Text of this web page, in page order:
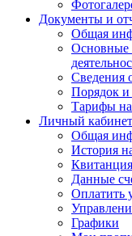
Документы и
Общая
Основные
Сведения
Порядок и
Тарифы
Личный кабинет
Общая
История
Данные
Оплатить
Графики